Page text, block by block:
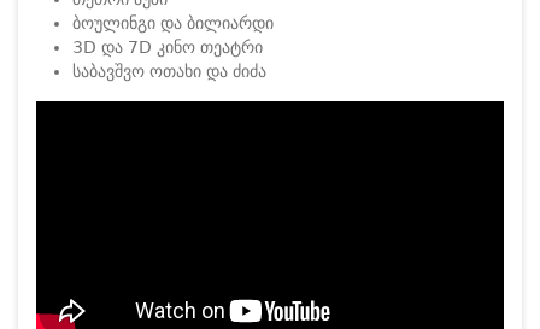
ბოულინგი და ბილიარდი
3D და 7D კინო თეატრი
საბავშვო ოთახი და ძიძა